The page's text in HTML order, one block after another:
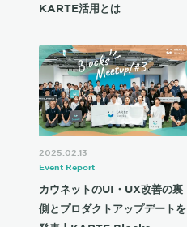
KARTE活用とは
2025.02.13
Event Report
カウネットのUI・UX改善の裏
側とプロダクトアップデートを